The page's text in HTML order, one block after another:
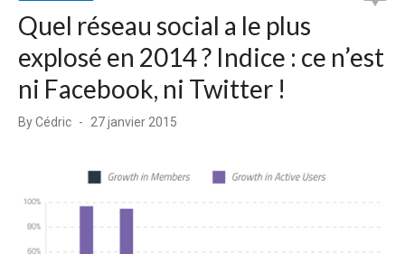
Quel réseau social a le plus
explosé en 2014 ? Indice : ce n’est
ni Facebook, ni Twitter !
ByCédric
Posted
27 janvier 2015